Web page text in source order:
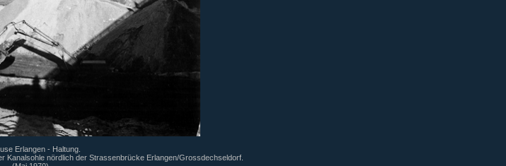
Erlangen - Haltung.
Kanalsohle nördlich der Strassenbrücke Erlangen/Grossdechseldorf.